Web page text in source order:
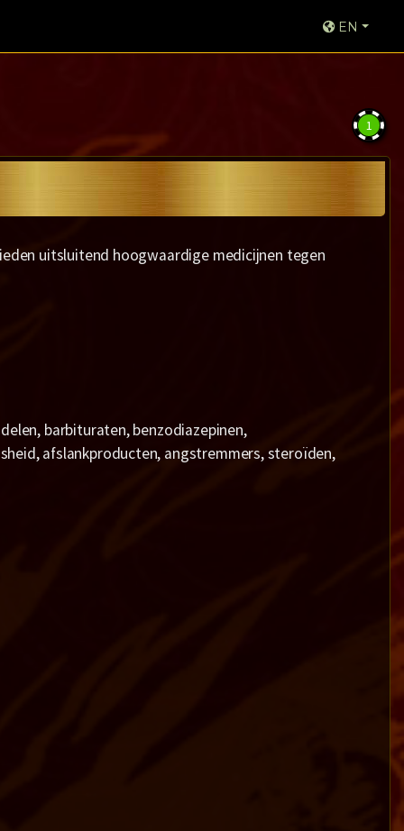
EN
1
uitsluitend hoogwaardige medicijnen tegen
barbituraten, benzodiazepinen,
afslankproducten, angstremmers, steroïden,